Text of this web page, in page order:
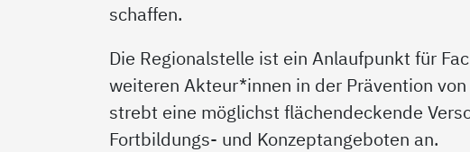
schaffen.
Die Regionalstelle ist ein Anlaufpunkt für
weiteren Akteur*innen in der Prävention
strebt eine möglichst flächendeckende
Fortbildungs- und Konzeptangeboten an.